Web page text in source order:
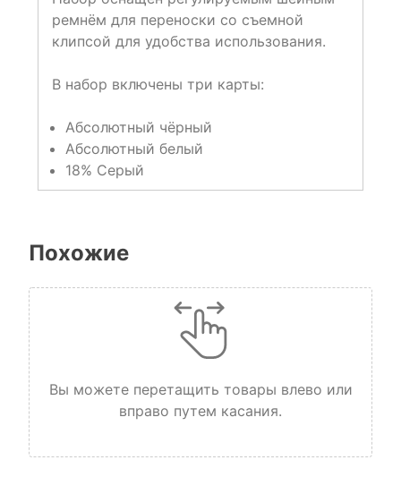
ремнём для переноски со съемной
клипсой для удобства использования.
В набор включены три карты:
Абсолютный чёрный
Абсолютный белый
18% Серый
Похожие
Вы можете перетащить товары влево или
вправо путем касания.